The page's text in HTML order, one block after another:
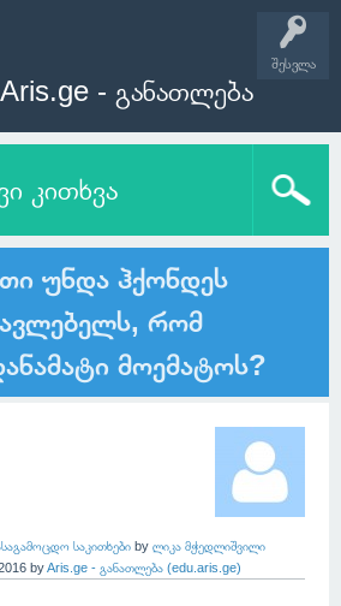
შესვლა
- განათლება
კითხვა
უნდა ჰქონდეს
რომ
მოემატოს?
საკითხები by ლიკა მჭედლიშვილი
byAris.ge - განათლება (edu.aris.ge)